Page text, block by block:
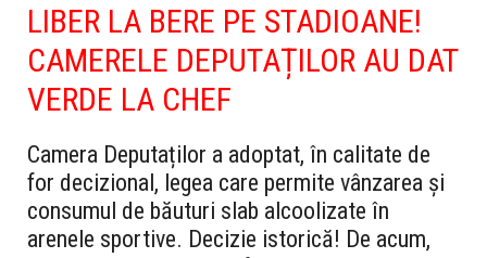
LIBER LA BERE PE STADIOANE!
CAMERELE DEPUTAȚILOR AU DAT
VERDE LA CHEF
Camera Deputaților a adoptat, în calitate de
for decizional, legea care permite vânzarea și
consumul de băuturi slab alcoolizate în
arenele sportive. Decizie istorică! De acum,